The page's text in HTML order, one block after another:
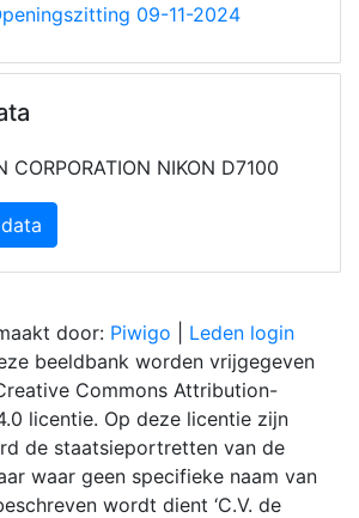
09-11-2024
CORPORATION NIKON D7100
door: Piwigo
Leden login
beeldbank worden vrijgegeven
Commons Attribution-
licentie. Op deze licentie zijn
de staatsieportretten van de
waar geen specifieke naam van
wordt dient ‘C.V. de